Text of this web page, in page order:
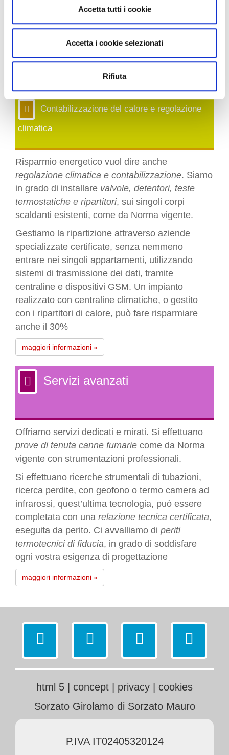
Accetta tutti i cookie
Accetta i cookie selezionati
Rifiuta
D.L. n. 28 del 03/2011 riguardante
aggiornamento impianti energetici alimentati da
fonti rinnovabili – FER
Contabilizzazione del calore e regolazione
climatica
Risparmio energetico vuol dire anche
regolazione climatica e contabilizzazione. Siamo
in grado di installare valvole, detentori, teste
termostatiche e ripartitori, sui singoli corpi
scaldanti esistenti, come da Norma vigente.
Gestiamo la ripartizione attraverso aziende
specializzate certificate, senza nemmeno
entrare nei singoli appartamenti, utilizzando
sistemi di trasmissione dei dati, tramite
centraline e dispositivi GSM. Un impianto
realizzato con centraline climatiche, o gestito
con i ripartitori di calore, può fare risparmiare
anche il 30%
maggiori informazioni »
Servizi avanzati
Offriamo servizi dedicati e mirati. Si effettuano
prove di tenuta canne fumarie come da Norma
vigente con strumentazioni professionali.
Si effettuano ricerche strumentali di tubazioni,
ricerca perdite, con geofono o termo camera ad
infrarossi, quest’ultima tecnologia, può essere
completata con una relazione tecnica certificata,
eseguita da perito. Ci avvalliamo di periti
termotecnici di fiducia, in grado di soddisfare
ogni vostra esigenza di progettazione
maggiori informazioni »
html 5 concept privacy
cookies
Sorzato Girolamo di Sorzato Mauro
P.IVA IT02405320124